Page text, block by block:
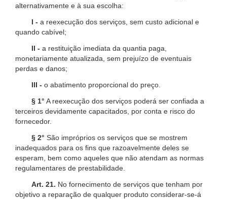
alternativamente e à sua escolha:
I - a reexecução dos serviços, sem custo adicional e
quando cabível;
II - a restituição imediata da quantia paga,
monetariamente atualizada, sem prejuízo de eventuais
perdas e danos;
III - o abatimento proporcional do preço.
§ 1° A reexecução dos serviços poderá ser confiada a
terceiros devidamente capacitados, por conta e risco do
fornecedor.
§ 2° São impróprios os serviços que se mostrem
inadequados para os fins que razoavelmente deles se
esperam, bem como aqueles que não atendam as normas
regulamentares de prestabilidade.
Art. 21. No fornecimento de serviços que tenham por
objetivo a reparação de qualquer produto considerar-se-á